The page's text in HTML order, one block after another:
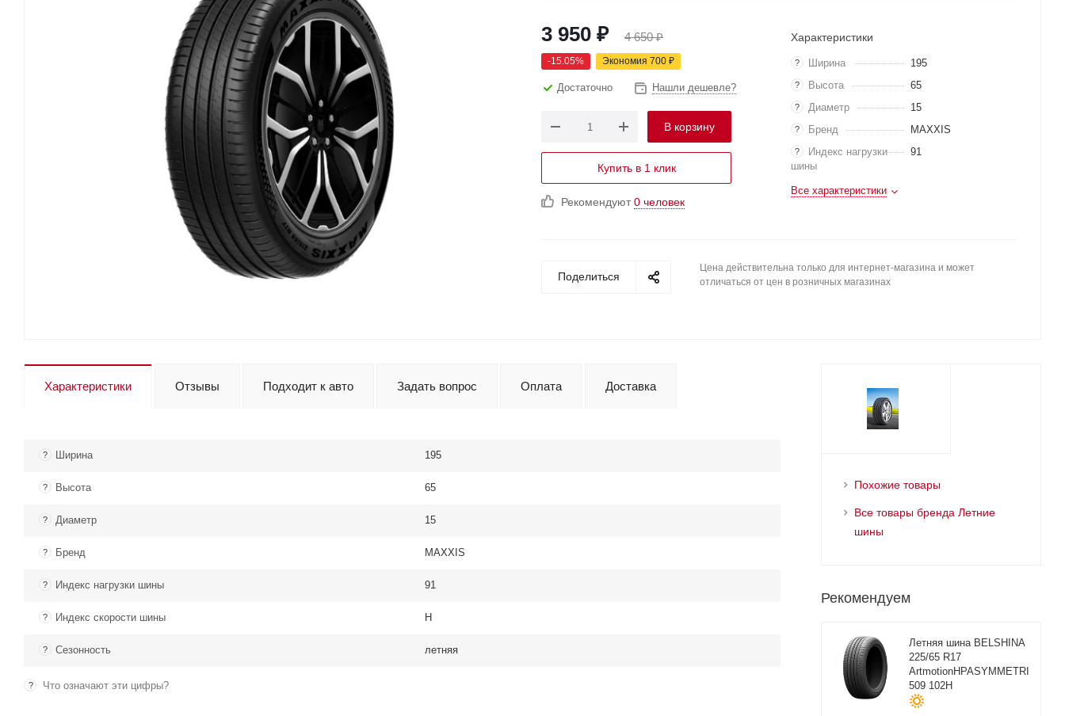
3 950 ₽ 4 650₽
-15.05% Экономия 700 ₽
Достаточно Нашли дешевле?
В корзину
Купить в 1 клик
Рекомендуют0 человек
Характеристики
? Ширина 195
? Высота 65
? Диаметр 15
? Бренд MAXXIS
?
Индекс нагрузки
шины
91
Все характеристики
Поделиться
Цена действительна только для интернет-магазина и может
отличаться от цен в розничных магазинах
Характеристики Отзывы Подходит к авто Задать вопрос Оплата Доставка
? Ширина 195
? Высота 65
? Диаметр 15
? Бренд MAXXIS
? Индекс нагрузки шины 91
? Индекс скорости шины H
? Сезонность летняя
? Что означают эти цифры?
Похожие товары
Все товары бренда Летние
шины
Рекомендуем
Летняя шина BELSHINA
225/65 R17
ArtmotionHPASYMMETRICBEL-
509 102H